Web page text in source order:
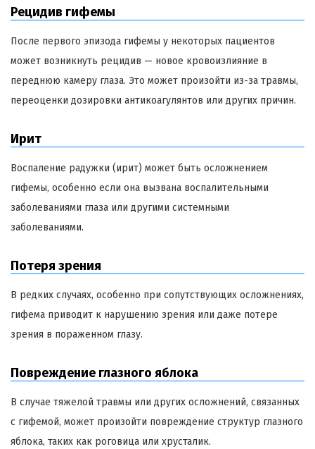
Рецидив гифемы
После первого эпизода гифемы у некоторых пациентов
может возникнуть рецидив — новое кровоизлияние в
переднюю камеру глаза. Это может произойти из-за травмы,
переоценки дозировки антикоагулянтов или других причин.
Ирит
Воспаление радужки (ирит) может быть осложнением
гифемы, особенно если она вызвана воспалительными
заболеваниями глаза или другими системными
заболеваниями.
Потеря зрения
В редких случаях, особенно при сопутствующих осложнениях,
гифема приводит к нарушению зрения или даже потере
зрения в пораженном глазу.
Повреждение глазного яблока
В случае тяжелой травмы или других осложнений, связанных
с гифемой, может произойти повреждение структур глазного
яблока, таких как роговица или хрусталик.